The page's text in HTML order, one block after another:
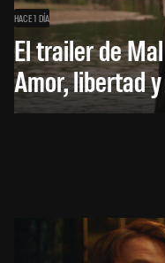
HACE 1 DÍA
El trailer de
Amor, libertad